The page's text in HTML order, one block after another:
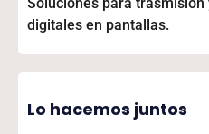
digitales en pantallas.
Lo hacemos juntos